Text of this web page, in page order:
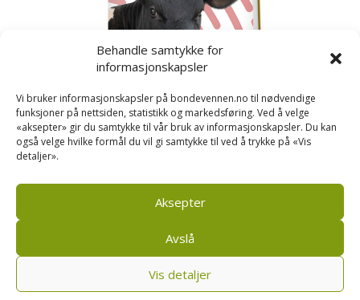
Behandle samtykke for
informasjonskapsler
Vi bruker informasjonskapsler på bondevennen.no til nødvendige
funksjoner på nettsiden, statistikk og markedsføring. Ved å velge
«aksepter» gir du samtykke til vår bruk av informasjonskapsler. Du kan
også velge hvilke formål du vil gi samtykke til ved å trykke på «Vis
detaljer».
Aksepter
Avslå
Vis detaljer
Kusignal
Bondevennen SA, Pb 208, sentrum, 4001 Stavanger